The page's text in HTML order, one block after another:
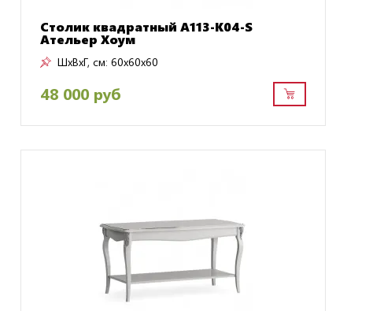
Столик квадратный A113-K04-S
Ательер Хоум
ШxВxГ, см: 60x60x60
48 000 руб